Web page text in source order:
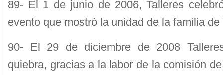
89- El 1 de junio de 2006, Talleres
evento que mostró la unidad de la familia de
90- El 29 de diciembre de 2008
quiebra, gracias a la labor de la comisión